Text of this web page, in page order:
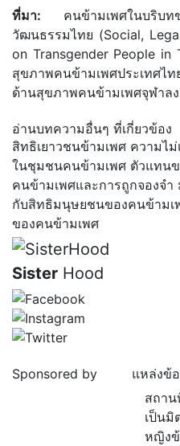
ที่มา: คนข้ามเพศในบริบ
วัฒนธรรมไทย (Social,
on Transgender People in
สุขภาพคนข้ามเพศประเทศ
ด้านสุขภาพคนข้ามเพศจุฬาล
อ่านบทความอื่นๆ ที่เกี่ยวข้อง
สิทธิเยาวชนข้ามเพศ ความไ
ในชุมชนคนข้ามเพศ ตัวแทน
คนข้ามเพศและการถูกจองจำ
กับสิทธิมนุษยชนของคนข้ามเ
ของคนข้ามเพศ
Sister Hood
Sponsored by
แหล่งข้
สถา
เป็นมิ
หญิง